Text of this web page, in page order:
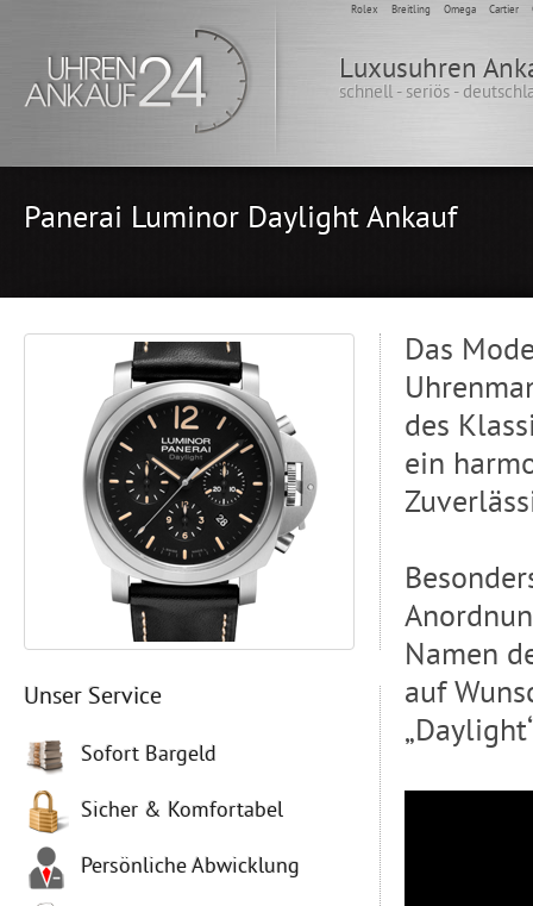
Rolex Breitling Omega Cartier
Luxusuhren
schnell - seriös -
Panerai Luminor Daylight Ankauf
Unser Service
Sofort Bargeld
Sicher & Komfortabel
Persönliche Abwicklung
Das
des
ein
Namen
auf